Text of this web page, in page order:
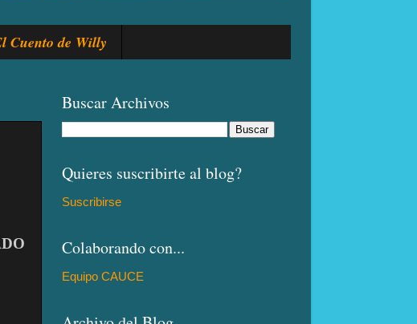
Cuento de Willy
Buscar Archivos
Quieres suscribirte al blog?
Suscribirse
Colaborando con...
Equipo CAUCE